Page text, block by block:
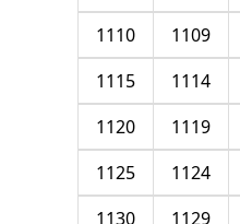
1109
1110
1114
1115
1119
1120
1124
1125
1129
1130